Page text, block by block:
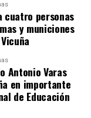
cuatro personas
y municiones
Antonio Varas
en importante
de Educación